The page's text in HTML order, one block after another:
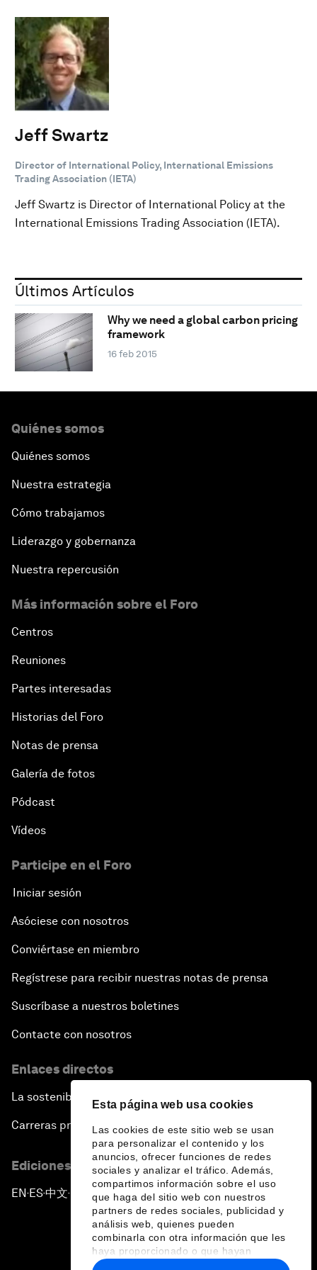
Esta página web usa cookies
Las cookies de este sitio web se usan
para personalizar el contenido y los
anuncios, ofrecer funciones de redes
sociales y analizar el tráfico. Además,
compartimos información sobre el uso
que haga del sitio web con nuestros
partners de redes sociales, publicidad y
análisis web, quienes pueden
combinarla con otra información que les
haya proporcionado o que hayan
recopilado a partir del uso que haya
Jeff Swartz
Director of International Policy, International Emissions
Trading Association (IETA)
Jeff Swartz is Director of International Policy at the
International Emissions Trading Association (IETA).
Últimos Artículos
Why we need a global carbon pricing
framework
16 feb 2015
Quiénes somos
Quiénes somos
Nuestra estrategia
Cómo trabajamos
Liderazgo y gobernanza
Nuestra repercusión
Más información sobre el Foro
Centros
Reuniones
Partes interesadas
Historias del Foro
Notas de prensa
Galería de fotos
Pódcast
Vídeos
Participe en el Foro
Iniciar sesión
Asóciese con nosotros
Conviértase en miembro
Regístrese para recibir nuestras notas de prensa
Suscríbase a nuestros boletines
Contacte con nosotros
Enlaces directos
La sostenibilidad en el Foro
Carreras profesionales
Ediciones en otros idiomas
EN ▪ES▪中文▪ 日本語